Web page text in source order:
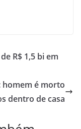
R$ 1,5 bi em
homem é morto
dentro de casa